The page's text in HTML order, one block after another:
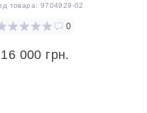
товара: 9704929-02
0
000 грн.